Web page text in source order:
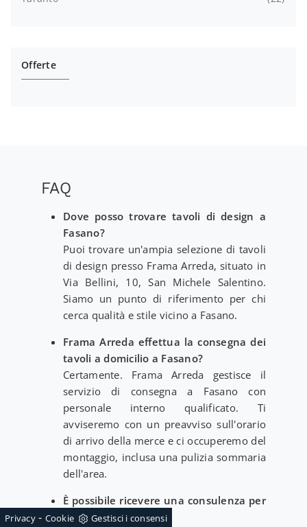
Offerte
FAQ
Dove posso trovare tavoli di design a
Fasano?
Puoi trovare un'ampia selezione di tavoli
di design presso Frama Arreda, situato in
Via Bellini, 10, San Michele Salentino.
Siamo un punto di riferimento per chi
cerca qualità e stile vicino a Fasano.
Frama Arreda effettua la consegna dei
tavoli a domicilio a Fasano?
Certamente. Frama Arreda gestisce il
servizio di consegna a Fasano con
personale interno qualificato. Ti
avviseremo con un preavviso sull'orario
di arrivo della merce e ci occuperemo del
montaggio, inclusa una pulizia sommaria
dell'area.
È possibile ricevere una consulenza per
l'arredo a Fasano?
Privacy- Cookie Gestisci i consensi